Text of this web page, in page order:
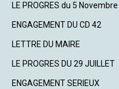
LE PROGRES du 5 Novembre
ENGAGEMENT DU CD 42
LETTRE DU MAIRE
LE PROGRES DU 29 JUILLET
ENGAGEMENT SERIEUX